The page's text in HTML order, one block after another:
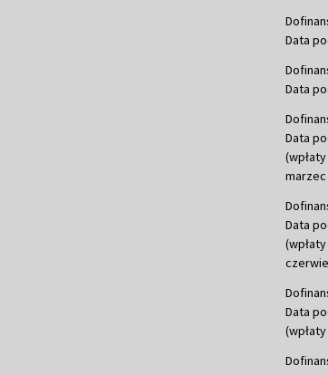
Data
Data
Data
marzec
Data
Data